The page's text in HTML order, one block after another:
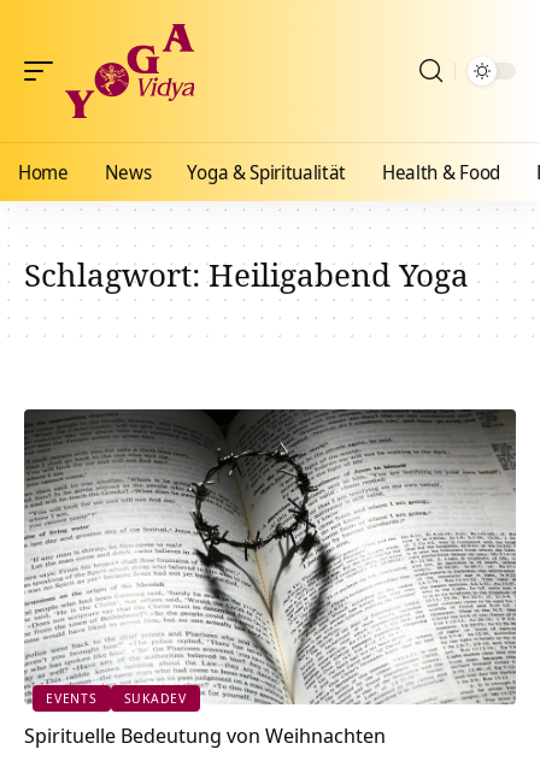
Home News Yoga & Spiritualität Health & Food
Schlagwort:Heiligabend Yoga
EVENTS SUKADEV
Spirituelle Bedeutung von Weihnachten